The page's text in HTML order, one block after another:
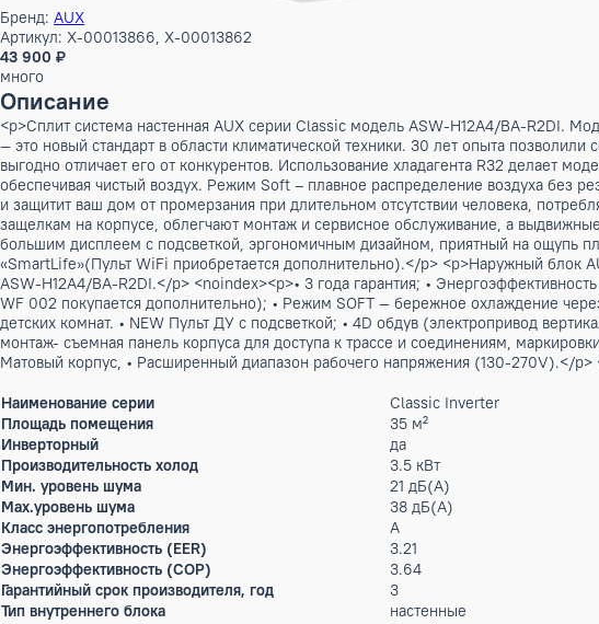
Бренд:AUX
Артикул: X-00013866, X-00013862
43 900 ₽
много
Описание
<p>Сплит система настенная AUX серии Classic модель ASW-H12A4/
— это новый стандарт в области климатической техники. 30 лет опыта
выгодно отличает его от конкурентов. Использование хладагента R32
обеспечивая чистый воздух. Режим Soft – плавное распределение
и защитит ваш дом от промерзания при длительном отсутствии
защелкам на корпусе, облегчают монтаж и сервисное обслуживание, а
большим дисплеем с подсветкой, эргономичным дизайном, приятный
«SmartLife»(Пульт WiFi приобретается дополнительно).</p>
ASW-H12A4/BA-R2DI.</p> <noindex><p>• 3 года гарантия; •
WF 002 покупается дополнительно); • Режим SOFT — бережное
детских комнат. • NEW Пульт ДУ с подсветкой; • 4D обдув
монтаж- съемная панель корпуса для доступа к трассе и соединениям,
Матовый корпус, • Расширенный диапазон рабочего напряжения (130-